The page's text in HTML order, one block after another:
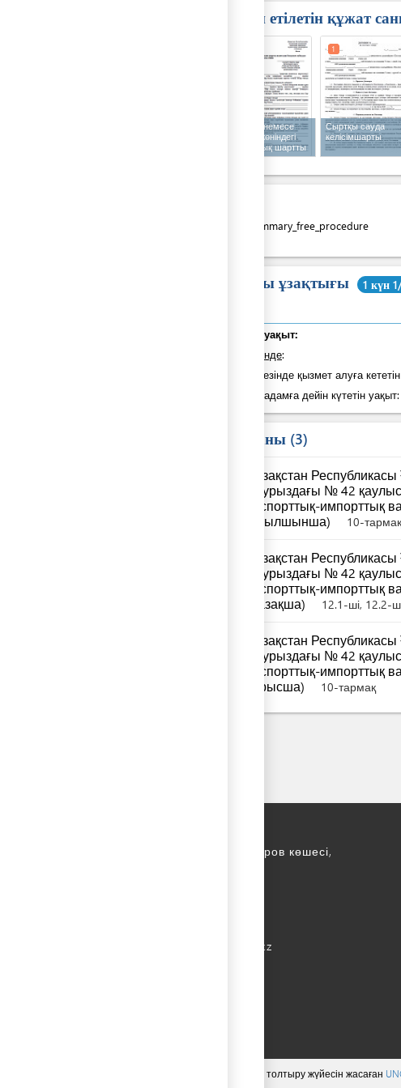
Талап етілетін құжат
Экспорт немесе
импорт жөніндегі
валюталық шартты
валюталық
қабылдау туралы
Сыртқы сауда
келісімшарты
1
costs_summary_free_procedure
Жалпы ұзақтығы 1 күн
Жалпы уақыт:
оның ішінде:
Қадам кезінде қызмет алуға
Келесі қадамға дейін күтетін уақыт:
Заң саны 3
Қазақстан
наурыздағы № 42
экспорттық-импорттық
(ағылшынша)
10-тармақ
Қазақстан
наурыздағы № 42
экспорттық-импорттық
(қазақша)
12.1-ші, 12.2-
Қазақстан
наурыздағы № 42
экспорттық-импорттық
(орысша)
10-тармақ
Астана қ., С. Асфендияров көшесі,
kense@qaztrade.org.kz
Өнімнің авторлық құқығы eRegulations тиесілі ©, мазмұнын толтыру жүйесін жасаған